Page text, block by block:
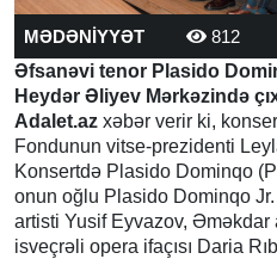
MƏDƏNİYYƏT 812
Əfsanəvi tenor Plasido
Heydər Əliyev Mərkəzində
Adalet.az xəbər verir ki,
Fondunun vitse-prezidenti
Konsertdə Plasido Dominqo
onun oğlu Plasido Dominqo
artisti Yusif Eyvazov, Əməkdar
isveçrəli opera ifaçısı Daria